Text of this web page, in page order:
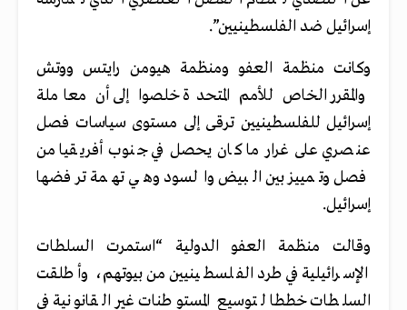
إسرائيل ضد الفلسطينيين”.
وكانت منظمة العفو ومنظمة هيومن رايتس ووتش
والمقرر الخاص للأمم المتحدة خلصوا إلى أن معاملة
إسرائيل للفلسطينيين ترقى إلى مستوى سياسات فصل
عنصري على غرار ما كان يحصل في جنوب أفريقيا من
فصل وتمييز بين البيض والسود وهي تهمة ترفضها
إسرائيل.
وقالت منظمة العفو الدولية “استمرت السلطات
الإسرائيلية في طرد الفلسطينيين من بيوتهم، وأطلقت
السلطات خططا لتوسيع المستوطنات غير القانونية في